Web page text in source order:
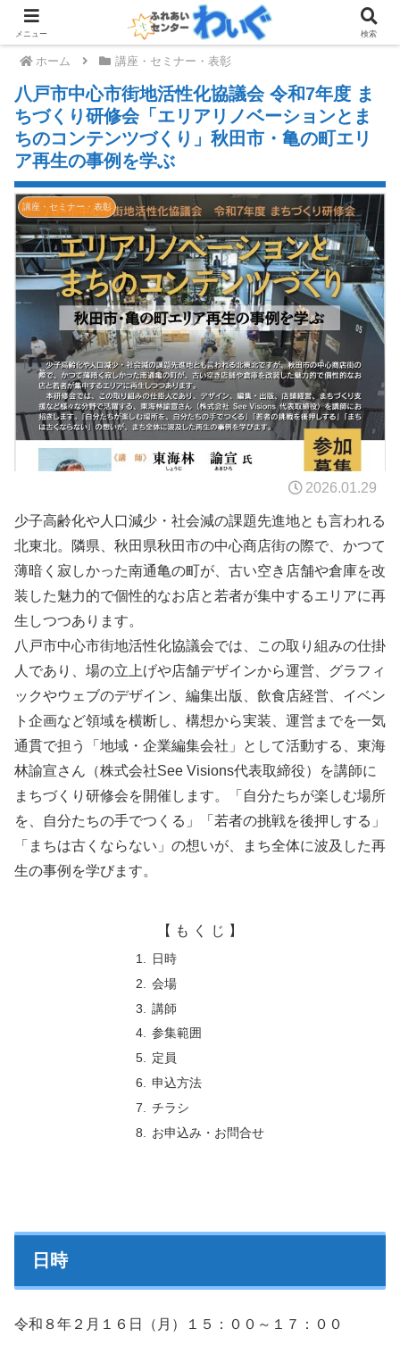
ホーム 講座・セミナー・表彰
八戸市中心市街地活性化協議会 令和7年度 ま
ちづくり研修会「エリアリノベーションとま
ちのコンテンツづくり」秋田市・亀の町エリ
ア再生の事例を学ぶ
講座・セミナー・表彰
2026.01.29
少子高齢化や人口減少・社会減の課題先進地とも言われる
北東北。隣県、秋田県秋田市の中心商店街の際で、かつて
薄暗く寂しかった南通亀の町が、古い空き店舗や倉庫を改
装した魅力的で個性的なお店と若者が集中するエリアに再
生しつつあります。
八戸市中心市街地活性化協議会では、この取り組みの仕掛
人であり、場の立上げや店舗デザインから運営、グラフィ
ックやウェブのデザイン、編集出版、飲食店経営、イベン
ト企画など領域を横断し、構想から実装、運営までを一気
通貫で担う「地域・企業編集会社」として活動する、東海
林諭宣さん（株式会社See Visions代表取締役）を講師に
まちづくり研修会を開催します。「自分たちが楽しむ場所
を、自分たちの手でつくる」「若者の挑戦を後押しする」
「まちは古くならない」の想いが、まち全体に波及した再
生の事例を学びます。
【 も く じ 】
日時
会場
講師
参集範囲
定員
申込方法
チラシ
お申込み・お問合せ
日時
令和８年２月１６日（月）１５：００～１７：００
メニュー 検索